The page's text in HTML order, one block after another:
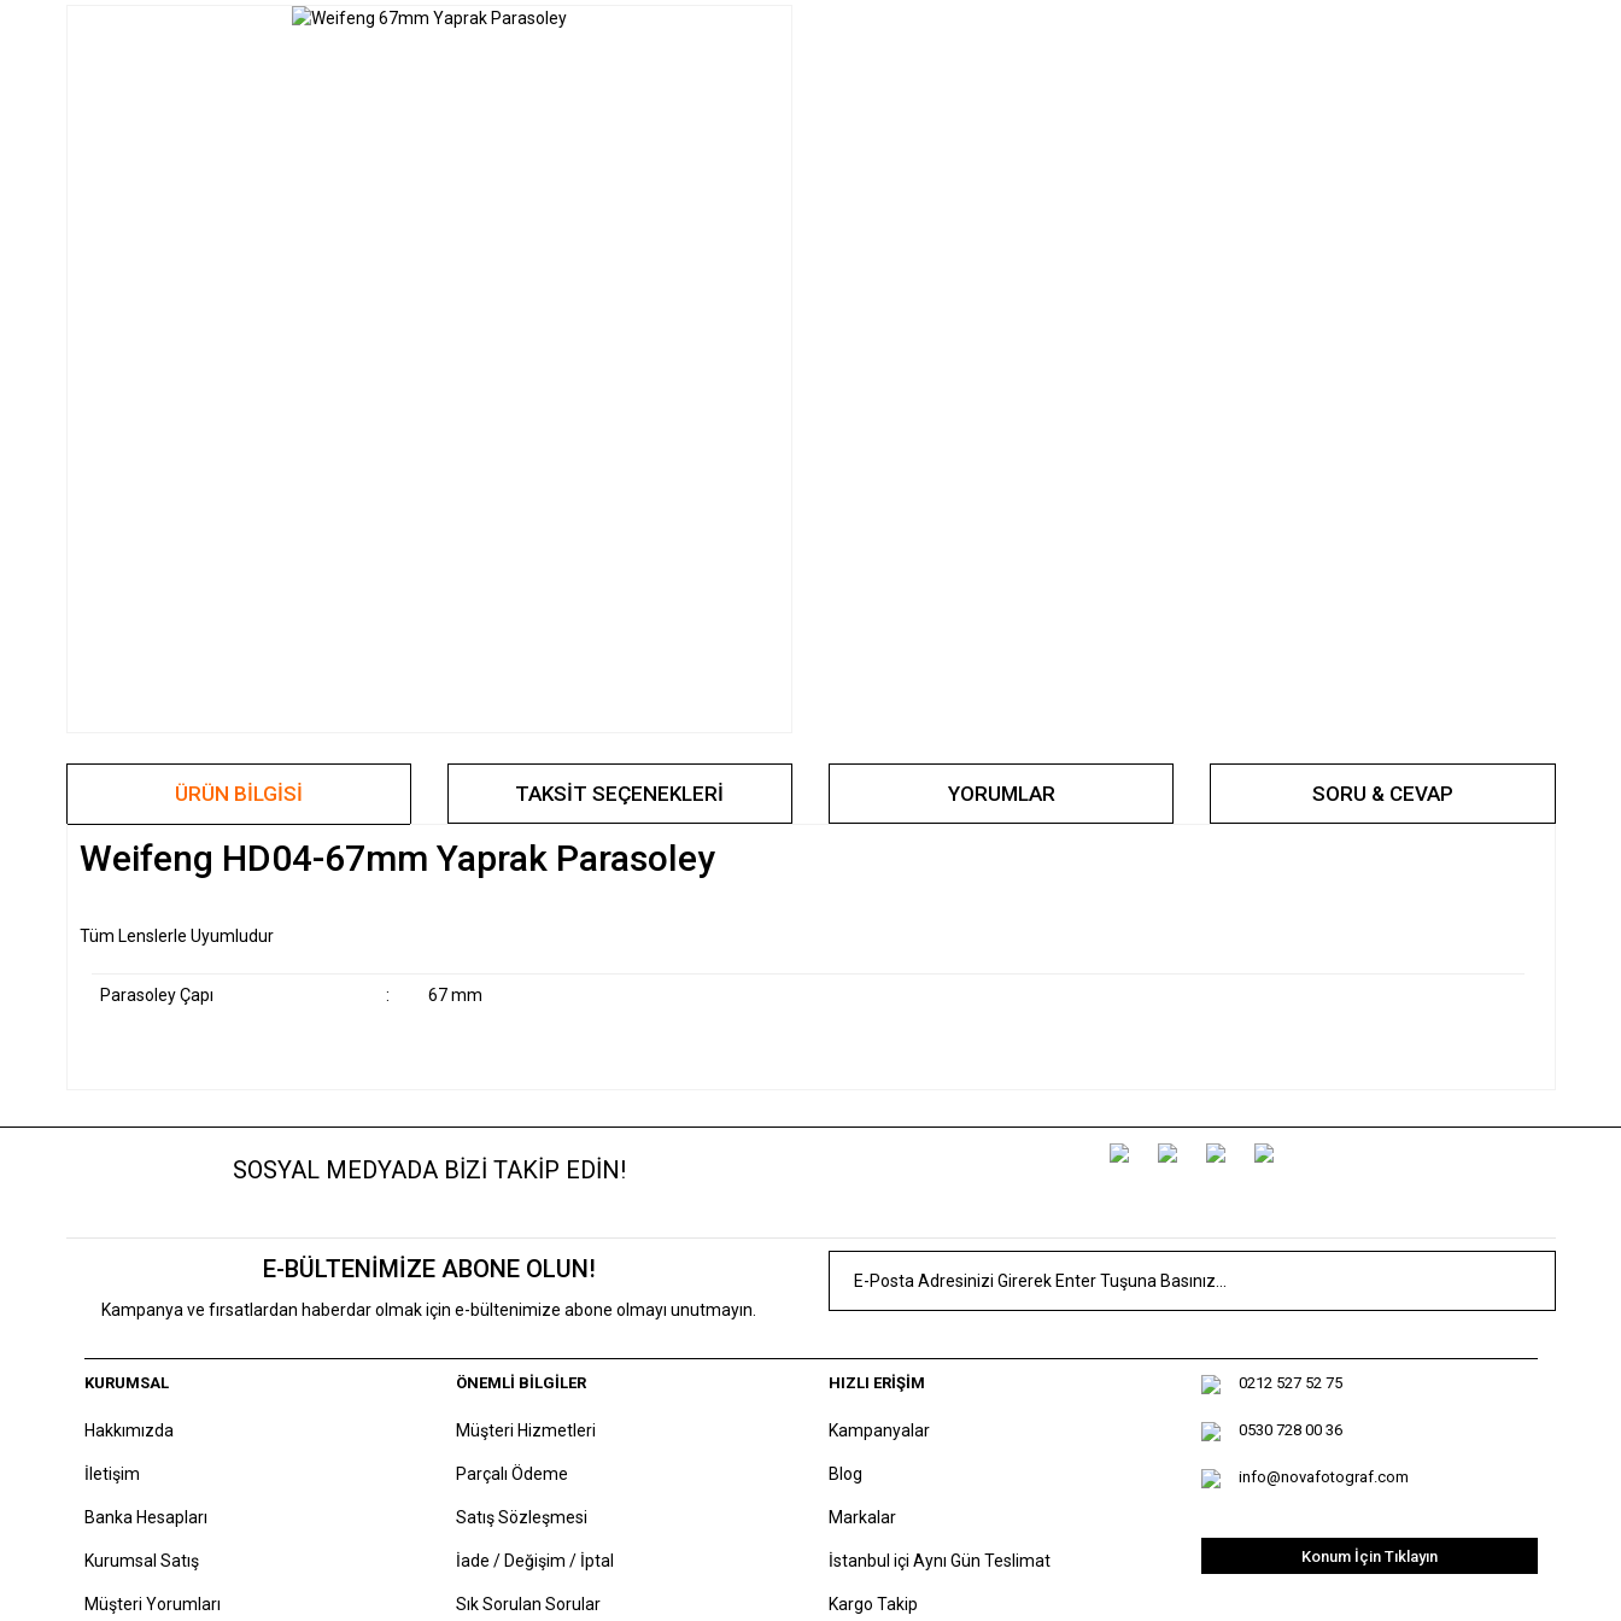
ÜRÜN BILGISI TAKSIT SEÇENEKLERI YORUMLAR SORU & CEVAP
Weifeng HD04-67mm Yaprak Parasoley
Tüm Lenslerle Uyumludur
Parasoley Çapı : 67 mm
SOSYAL MEDYADA BİZİ TAKİP EDİN!
E-BÜLTENİMİZE ABONE OLUN!
Kampanya ve fırsatlardan haberdar olmak için e-bültenimize abone olmayı unutmayın.
KURUMSAL
Hakkımızda
İletişim
Banka Hesapları
Kurumsal Satış
Müşteri Yorumları
ÖNEMLİ BİLGİLER
Müşteri Hizmetleri
Parçalı Ödeme
Satış Sözleşmesi
İade / Değişim / İptal
Sık Sorulan Sorular
HIZLI ERİŞİM
Kampanyalar
Blog
Markalar
İstanbul içi Aynı Gün Teslimat
Kargo Takip
0212 527 52 75
0530 728 00 36
info@novafotograf.com
Konum İçin Tıklayın